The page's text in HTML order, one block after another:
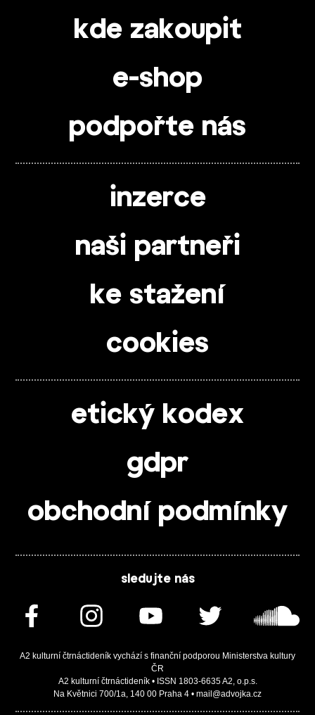
kde zakoupit
e-shop
podpořte nás
inzerce
naši partneři
ke stažení
cookies
etický kodex
gdpr
obchodní podmínky
sledujte nás
A2 kulturní čtrnáctideník vychází s finanční podporou Ministerstva kultury
ČR
A2 kulturní čtrnáctideník • ISSN 1803-6635 A2, o.p.s.
Na Květnici 700/1a, 140 00 Praha 4 • mail@advojka.cz